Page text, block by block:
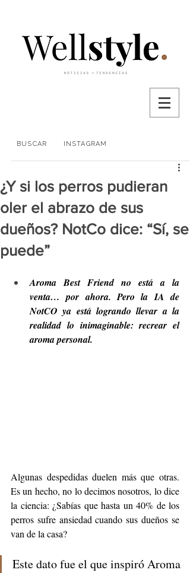
BUSCAR INSTAGRAM
¿Y si los perros pudieran
oler el abrazo de sus
dueños? NotCo dice: “Sí, se
puede”
Aroma Best Friend no está a la
venta… por ahora. Pero la IA de
NotCO ya está logrando llevar a la
realidad lo inimaginable: recrear el
aroma personal.
Algunas despedidas duelen más que otras.
Es un hecho, no lo decimos nosotros, lo dice
la ciencia: ¿Sabías que hasta un 40% de los
perros sufre ansiedad cuando sus dueños se
van de la casa?
Este dato fue el que inspiró Aroma